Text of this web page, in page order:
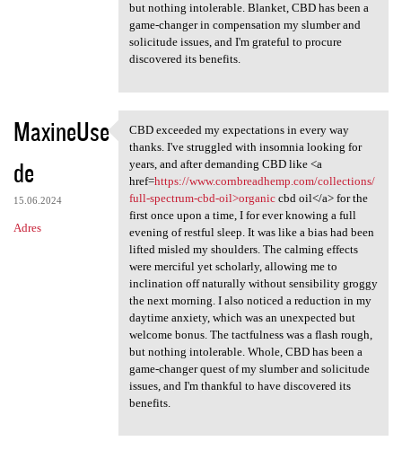
but nothing intolerable. Blanket, CBD has been a
game-changer in compensation my slumber and
solicitude issues, and I'm grateful to procure
discovered its benefits.
MaxineUse
de
15.06.2024
Adres
CBD exceeded my expectations
CBD exceeded my expectations in every way
thanks. I've struggled with insomnia looking for
years, and after demanding CBD like <a
href=https://www.cornbreadhemp.com/collections/
full-spectrum-cbd-oil>organiccbd oil</a> for the
first once upon a time, I for ever knowing a full
evening of restful sleep. It was like a bias had been
lifted misled my shoulders. The calming effects
were merciful yet scholarly, allowing me to
inclination off naturally without sensibility groggy
the next morning. I also noticed a reduction in my
daytime anxiety, which was an unexpected but
welcome bonus. The tactfulness was a flash rough,
but nothing intolerable. Whole, CBD has been a
game-changer quest of my slumber and solicitude
issues, and I'm thankful to have discovered its
benefits.